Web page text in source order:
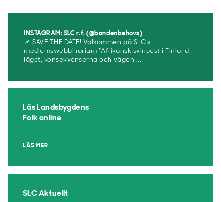
INSTAGRAM: SLC r.f. (@bondenbehovs)
📌 SAVE THE DATE! Välkommen på SLC:s
medlemswebbinarium ”Afrikansk svinpest i Finland –
läget, konsekvenserna och vägen ...
Läs Landsbygdens
Folk online
LÄS MER
SLC Aktuellt